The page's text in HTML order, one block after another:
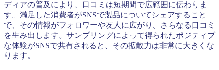
ディアの普及により、口コミは短期間で広範囲に伝わりま
す。満足した消費者がSNSで製品についてシェアすること
で、その情報がフォロワーや友人に広がり、さらなる口コミ
を生み出します。サンプリングによって得られたポジティブ
な体験がSNSで共有されると、その拡散力は非常に大きくな
ります。